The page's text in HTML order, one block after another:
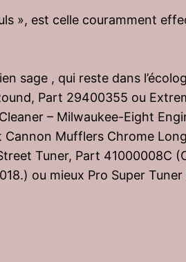
», est celle couramment
sage , qui reste dans
Part 29400355 ou
– Milwaukee-Eight
Cannon Mufflers Chrome
Tuner, Part 41000008C
ou mieux Pro Super